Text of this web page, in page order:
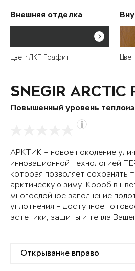
Внешняя отделка
Цвет: ЛКП Графит
SNEGIR ARCTIC
Повышенный уровень
АРКТИК – новое поколение
инновационной технологией
которая позволяет сохранять
арктическую зиму. Короб в
многослойное заполнение
уплотнения – доступное
эстетики, защиты и тепла